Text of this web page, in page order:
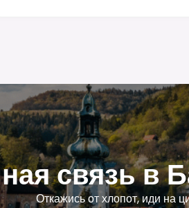
связь в
Откажись от хлопот, иди на